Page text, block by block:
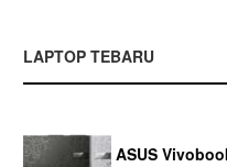
LAPTOP TEBARU
ASUS